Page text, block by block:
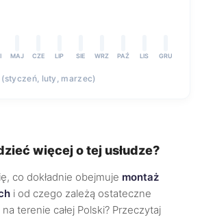
MAJ CZE LIP SIE WRZ PAŹ LIS GRU
(styczeń, luty, marzec)
więcej o tej usłudze?
co dokładnie obejmuje montaż
i od czego zależą ostateczne
terenie całej Polski? Przeczytaj